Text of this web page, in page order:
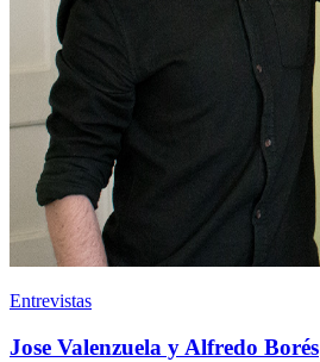
Entrevistas
Jose Valenzuela y Alfredo Borés